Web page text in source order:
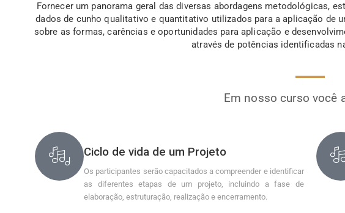
Fornecer um panorama geral das diversas abordagens metodológicas,
dados de cunho qualitativo e quantitativo utilizados para a aplicação de
sobre as formas, carências e oportunidades para aplicação e
através de potências identificadas
Em nosso curso você
Ciclo de vida de um Projeto
Os participantes serão capacitados a compreender e identificar
as diferentes etapas de um projeto, incluindo a fase de
elaboração, estruturação, realização e encerramento.